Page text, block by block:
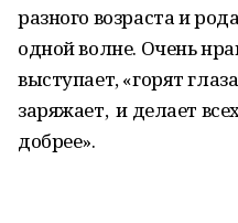
разного возраста и
одной волне. Очень
выступает, «горят
заряжает, и делает
добрее».